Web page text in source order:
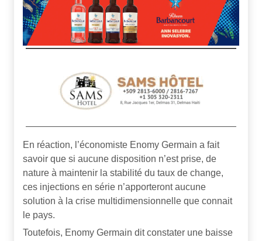
En réaction, l’économiste Enomy Germain a fait
savoir que si aucune disposition n’est prise, de
nature à maintenir la stabilité du taux de change,
ces injections en série n’apporteront aucune
solution à la crise multidimensionnelle que connait
le pays.
Toutefois, Enomy Germain dit constater une baisse